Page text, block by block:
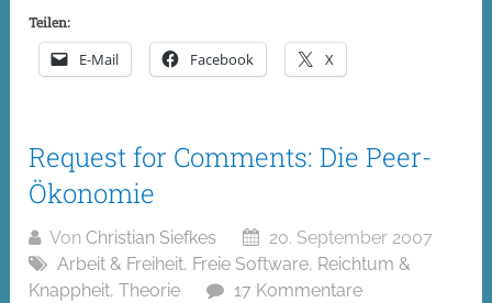
Teilen:
E-Mail Facebook X
Request for Comments: Die Peer-
Ökonomie
VonChristian Siefkes
20. September 2007
Arbeit & Freiheit, Freie Software, Reichtum &
Knappheit,Theorie 17 Kommentare